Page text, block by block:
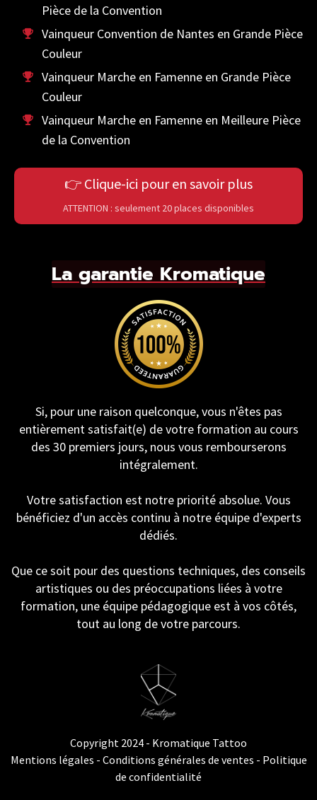
Pièce de la Convention
Vainqueur Convention de Nantes en Grande Pièce
Couleur
Vainqueur Marche en Famenne en Grande Pièce
Couleur
Vainqueur Marche en Famenne en Meilleure Pièce
de la Convention
👉 Clique-ici pour en savoir plus
ATTENTION : seulement 20 places disponibles
La garantie Kromatique
Si, pour une raison quelconque, vous n'êtes pas
entièrement satisfait(e) de votre formation au cours
des 30 premiers jours, nous vous rembourserons
intégralement.
Votre satisfaction est notre priorité absolue. Vous
bénéficiez d'un accès continu à notre équipe d'experts
dédiés.
Que ce soit pour des questions techniques, des conseils
artistiques ou des préoccupations liées à votre
formation, une équipe pédagogique est à vos côtés,
tout au long de votre parcours.
Copyright 2024 - Kromatique Tattoo
Mentions légales - Conditions générales de ventes - Politique
de confidentialité